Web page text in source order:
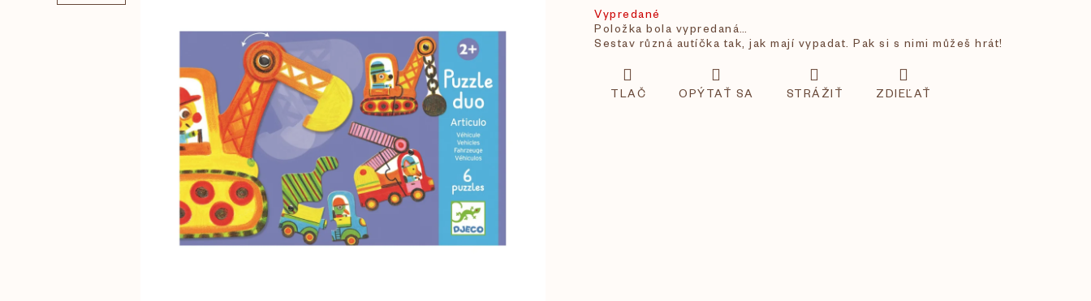
Vypredané
Položka bola vypredaná…
Sestav různá autíčka tak, jak mají vypadat. Pak si s nimi můžeš hrát!
TLAČ OPÝTAŤ SA STRÁŽIŤ ZDIEĽAŤ